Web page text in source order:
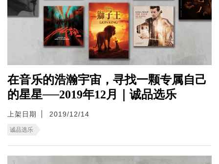
在音乐的浩瀚宇宙，寻找一颗专属自己
的星星──2019年12月｜诚品选乐
上架日期 2019/12/14
诚品选乐